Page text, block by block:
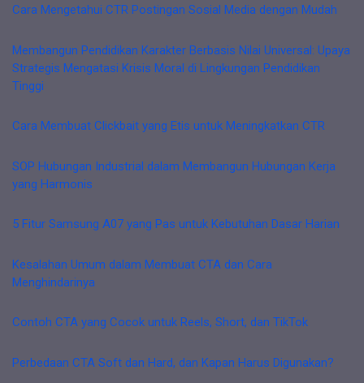
Cara Mengetahui CTR Postingan Sosial Media dengan Mudah
Membangun Pendidikan Karakter Berbasis Nilai Universal: Upaya
Strategis Mengatasi Krisis Moral di Lingkungan Pendidikan
Tinggi
Cara Membuat Clickbait yang Etis untuk Meningkatkan CTR
SOP Hubungan Industrial dalam Membangun Hubungan Kerja
yang Harmonis
5 Fitur Samsung A07 yang Pas untuk Kebutuhan Dasar Harian
Kesalahan Umum dalam Membuat CTA dan Cara
Menghindarinya
Contoh CTA yang Cocok untuk Reels, Short, dan TikTok
Perbedaan CTA Soft dan Hard, dan Kapan Harus Digunakan?